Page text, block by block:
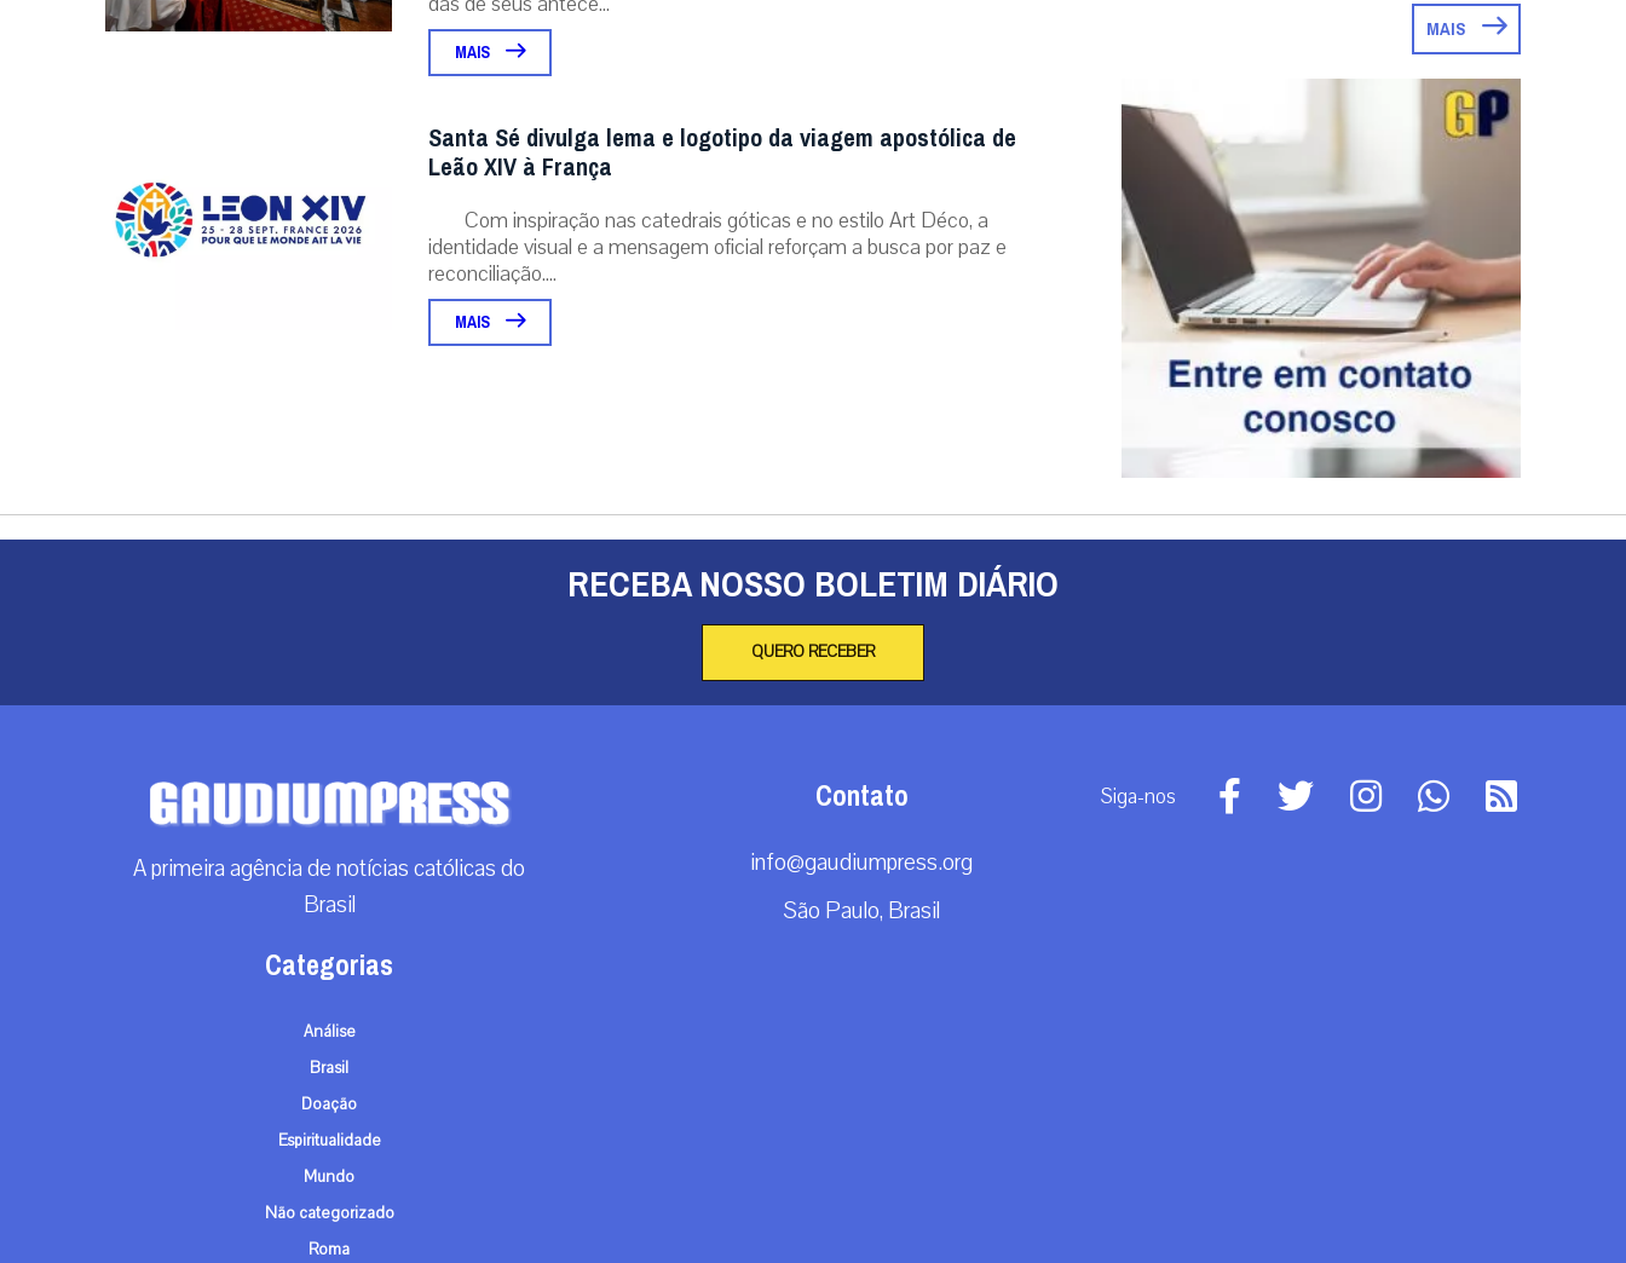
MAIS
Santa Sé divulga lema e logotipo da viagem apostólica de
Leão XIV à França
Com inspiração nas catedrais góticas e no estilo Art Déco, a
identidade visual e a mensagem oficial reforçam a busca por paz e
reconciliação....
MAIS
MAIS
RECEBA NOSSO BOLETIM DIÁRIO
QUERO RECEBER
A primeira agência de notícias católicas do
Brasil
Categorias
Análise
Brasil
Doação
Espiritualidade
Mundo
Não categorizado
Roma
Contato
info@gaudiumpress.org
São Paulo, Brasil
Siga-nos